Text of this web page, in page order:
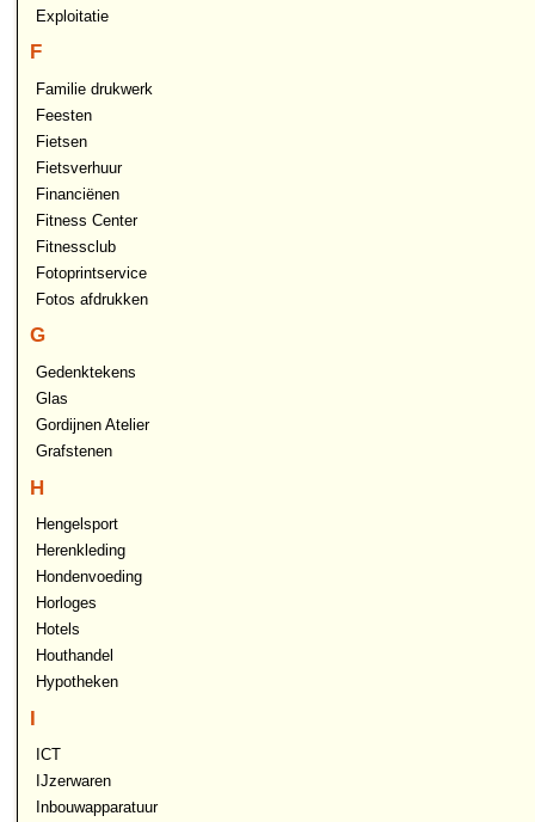
Exploitatie
F
Familie drukwerk
Feesten
Fietsen
Fietsverhuur
Financiënen
Fitness Center
Fitnessclub
Fotoprintservice
Fotos afdrukken
G
Gedenktekens
Glas
Gordijnen Atelier
Grafstenen
H
Hengelsport
Herenkleding
Hondenvoeding
Horloges
Hotels
Houthandel
Hypotheken
I
ICT
IJzerwaren
Inbouwapparatuur